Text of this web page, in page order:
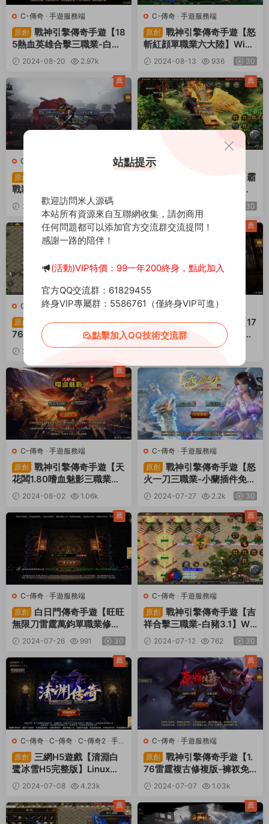
C-傳奇 · 手遊服務端
原創
戰神引擎傳奇手遊【18
5熱血英雄合擊三職業-白豬
3.1】Win一鍵服務端+安卓
蘋果雙端+視頻架設教程
2024-08-20
2.97k
C-傳奇 · 手遊服務端
原創
戰神引擎傳奇手遊【怒
斬紅顔單職業六大陸】Win
一鍵服務端+安卓蘋果雙端+
GM授權後台+視頻架設教程
2024-08-13 936 30
C-傳奇
原創
戰殺伐第二季二十大陸單職
業完整版】Win一鍵服務端
+安卓蘋果雙端+GM授權後
台+視頻架設教程
2024-08-13 929 30
薦
C-傳奇
戰神引擎傳奇手遊【霸
天美莎合擊三職業】Win一
鍵服務端+安卓蘋果雙端+G
M授權物品後台+視頻架設教
程
30
薦
C-傳奇·手遊服務端
原創
戰神引擎傳奇手遊【1.
76神器之獸寵物召喚第二
季】Win一鍵服務端+安卓蘋
果雙端+GM授權物品後台
+視頻架設教程
2024-08-06
薦
C-傳奇·手遊服務端
原創 戰神引擎傳奇手遊【17
6初心複古赤月終極版-白豬
3】Win一鍵服務端+安卓蘋
果雙端+GM授權物品後台
+視頻架設教程
30
薦
C-傳奇 · 手遊服務端
原創
戰神引擎傳奇手遊【天
花闆1.80嗜血魅影三職業仿
996UI免授權版】Win一鍵
服務端+安卓蘋果雙端+GM
後台+視頻架設教程
2024-08-02
1.06k
薦
C-傳奇 · 手遊服務端
原創
戰神引擎傳奇手遊【怒
火一刀三職業-小蘭插件免授
權】Win一鍵服務端+安卓蘋
果雙端+GM授權後台+視頻
架設教程
2024-07-27 2.2k 30
C-傳奇 · 手遊服務端
原創
白日門傳奇手遊【旺旺
無限刀雷霆萬鈞單職業修複
版】Win一鍵服務端+安卓
+跨服+運營後台+GM授權
後台+視頻架設教程
2024-07-26 991 30
薦
C-傳奇 · 手遊服務端
原創
戰神引擎傳奇手遊【吉
祥合擊三職業-白豬3.1】Wi
n一鍵服務端+安卓蘋果雙端
+GM授權後台+視頻架設教
程
2024-07-12 762 30
薦
C-傳奇 · C-傳奇 · C-傳奇2 · 手遊
服務端·端遊服務端 ·頁遊服務端
原創
三網H5遊戲【清淵白
鹭冰雪H5完整版】Linux手
工服務端+全套源碼+轉表工
具+管理後台+GM後台+安
卓+視頻架設教程
2024-07-08
4.23k
薦
C-傳奇 · 手遊服務端
原創
戰神引擎傳奇手遊【1.
76雷霆複古修複版-褲衩免
授權】Win一鍵服務端+安卓
蘋果雙端+GM後台+視頻架
設教程
2024-07-07
1.03k
薦
薦 薦
站點提示
歡迎訪問米人源碼
本站所有資源來自互聯網收集，請勿商用
任何問題都可以添加官方交流群交流提問！
感謝一路的陪伴！
(活動)VIP特價：99一年200終身，點此加入
官方QQ交流群：61829455
終身VIP專屬群：5586761（僅終身VIP可進）
點擊加入QQ技術交流群